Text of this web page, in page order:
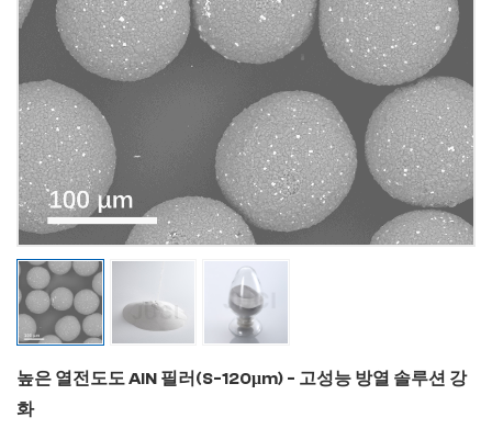
높은 열전도도 AlN 필러(S-120μm) - 고성능 방열 솔루션 강
화